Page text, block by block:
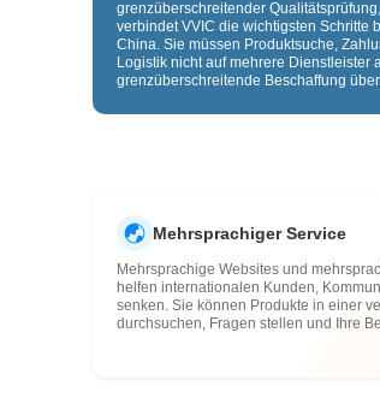
grenzüberschreitender
verbindet VVIC die wichtigsten Schritte
China. Sie müssen Produktsuche,
Logistik nicht auf mehrere Dienstleister
grenzüberschreitende Beschaffung
Mehrsprachiger Service
Mehrsprachige Websites und
helfen internationalen Kunden,
senken. Sie können Produkte in einer
durchsuchen, Fragen stellen und Ihre